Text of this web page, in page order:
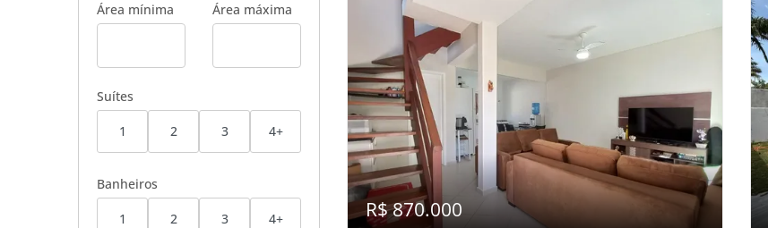
Área mínima Área máxima
Suítes
1 2 3 4+
Banheiros
1 2 3 4+ R$ 870.000